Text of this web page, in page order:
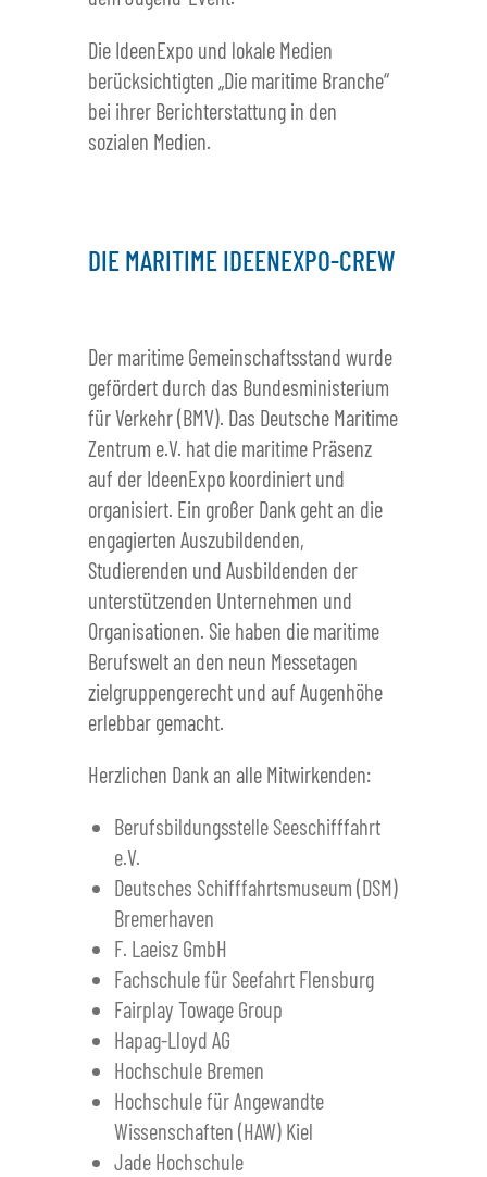
Die IdeenExpo und lokale Medien
berücksichtigten „Die maritime Branche“
bei ihrer Berichterstattung in den
sozialen Medien.
DIE MARITIME IDEENEXPO-CREW
Der maritime Gemeinschaftsstand wurde
gefördert durch das Bundesministerium
für Verkehr (BMV). Das Deutsche Maritime
Zentrum e.V. hat die maritime Präsenz
auf der IdeenExpo koordiniert und
organisiert. Ein großer Dank geht an die
engagierten Auszubildenden,
Studierenden und Ausbildenden der
unterstützenden Unternehmen und
Organisationen. Sie haben die maritime
Berufswelt an den neun Messetagen
zielgruppengerecht und auf Augenhöhe
erlebbar gemacht.
Herzlichen Dank an alle Mitwirkenden:
Berufsbildungsstelle Seeschifffahrt
e.V.
Deutsches Schifffahrtsmuseum (DSM)
Bremerhaven
F. Laeisz GmbH
Fachschule für Seefahrt Flensburg
Fairplay Towage Group
Hapag-Lloyd AG
Hochschule Bremen
Hochschule für Angewandte
Wissenschaften (HAW) Kiel
Jade Hochschule